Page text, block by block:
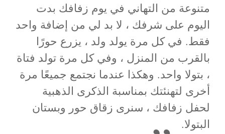
متنوعة من التهاني في يوم زفافك بدت
اليوم على شرفك ، لا بد لي من إضافة واحد
فقط. في كل مرة يولد ولد ، يزرع حورًا
بالقرب من المنزل ، وفي كل مرة تولد فتاة
، بتولا واحد. وهكذا عندما نجتمع جميعًا مرة
أخرى لتهنئتك بمناسبة الذكرى الذهبية
لحفل زفافك ، سنرى زقاق حور وبستان
البتولا.